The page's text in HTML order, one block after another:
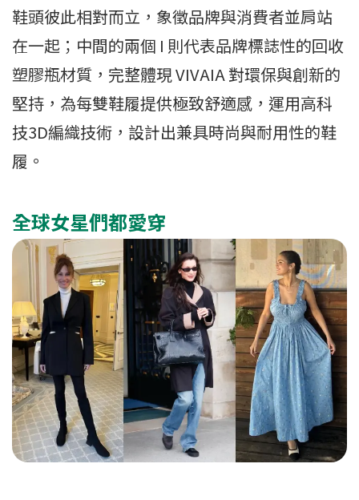
鞋頭彼此相對而立，象徵品牌與消費者並肩站
在一起；中間的兩個 I 則代表品牌標誌性的回收
塑膠瓶材質，完整體現 VIVAIA 對環保與創新的
堅持，為每雙鞋履提供極致舒適感，運用高科
技3D編織技術，設計出兼具時尚與耐用性的鞋
履。
全球女星們都愛穿